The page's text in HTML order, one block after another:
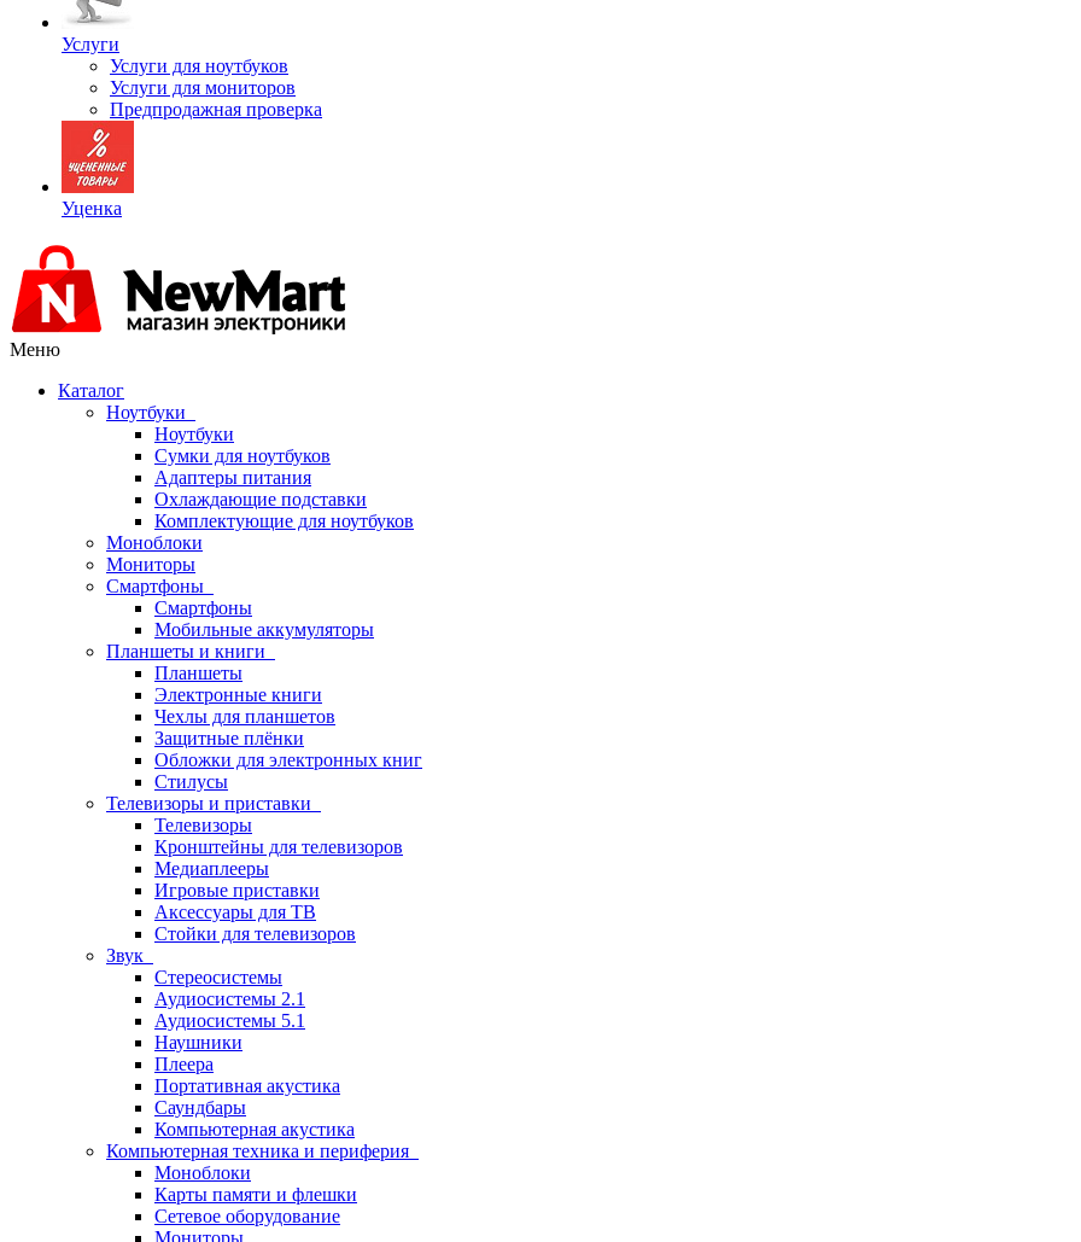
Услуги
Услуги для ноутбуков
Услуги для мониторов
Предпродажная проверка
Уценка
Меню
Каталог
Ноутбуки
Ноутбуки
Сумки для ноутбуков
Адаптеры питания
Охлаждающие подставки
Комплектующие для ноутбуков
Моноблоки
Мониторы
Смартфоны
Смартфоны
Мобильные аккумуляторы
Планшеты и книги
Планшеты
Электронные книги
Чехлы для планшетов
Защитные плёнки
Обложки для электронных книг
Стилусы
Телевизоры и приставки
Телевизоры
Кронштейны для телевизоров
Медиаплееры
Игровые приставки
Аксессуары для ТВ
Стойки для телевизоров
Звук
Стереосистемы
Аудиосистемы 2.1
Аудиосистемы 5.1
Наушники
Плеера
Портативная акустика
Саундбары
Компьютерная акустика
Компьютерная техника и периферия
Моноблоки
Карты памяти и флешки
Сетевое оборудование
Мониторы